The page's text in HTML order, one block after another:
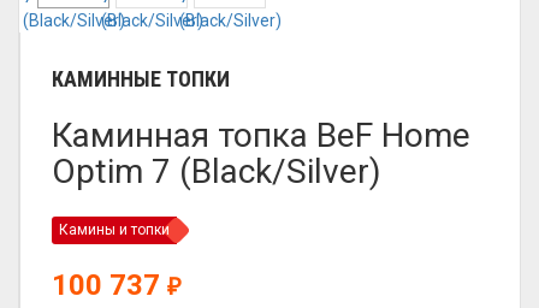
КАМИННЫЕ ТОПКИ
Каминная топка BeF Home
Optim 7 (Black/Silver)
Камины и топки
100 737 ₽